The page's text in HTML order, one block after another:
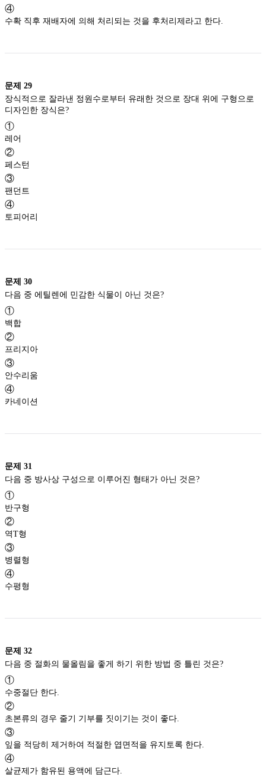
④
수확 직후 재배자에 의해 처리되는 것을 후처리제라고 한다.
문제 29
장식적으로 잘라낸 정원수로부터 유래한 것으로 장대 위에 구형으로
①
레어
②
페스턴
③
팬던트
④
토피어리
문제 30
①
백합
②
프리지아
③
안수리움
④
카네이션
문제 31
①
반구형
②
역T형
③
병렬형
④
수평형
문제 32
①
수중절단 한다.
②
초본류의 경우 줄기 기부를 짓이기는 것이 좋다.
③
잎을 적당히 제거하여 적절한 엽면적을 유지토록 한다.
④
살균제가 함유된 용액에 담근다.